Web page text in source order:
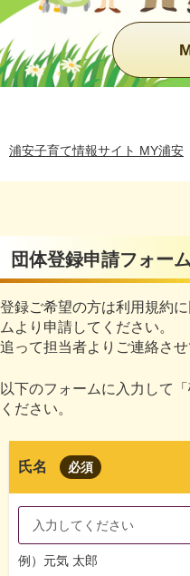
浦安子育て情報サイト MY浦安
団体登録申請フォーム
登録ご希望の方は利用規約
ムより申請してください。
追って担当者よりご連絡させ
以下のフォームに入力して
ください。
氏名 必須
例）元気 太郎